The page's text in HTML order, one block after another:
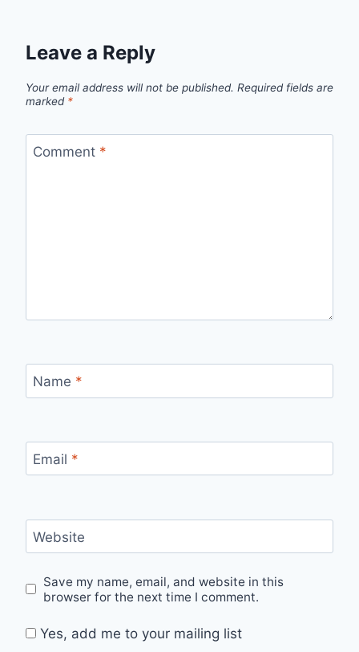
Leave a Reply
Your email address will not be published. Required fields are
marked *
Comment *
Name *
Email *
Website
Save my name, email, and website in this
browser for the next time I comment.
Yes, add me to your mailing list